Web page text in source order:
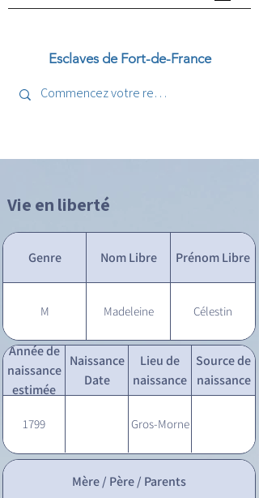
Esclaves de Fort-de-France
Vie en liberté
Genre Nom Libre Prénom Libre
M Madeleine Célestin
Année de
naissance
estimée
Naissance
Date
Lieu de
naissance
Source de
naissance
1799 Gros-Morne
Mère / Père / Parents